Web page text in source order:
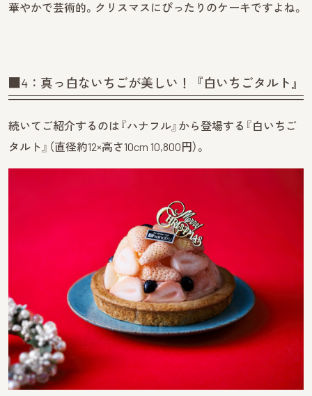
華やかで芸術的。クリスマスにぴったりのケーキですよね。
■4：真っ白ないちごが美しい！『白いちごタルト』
続いてご紹介するのは『ハナフル』から登場する『白いちご
タルト』（直径約12×高さ10cm 10,800円）。